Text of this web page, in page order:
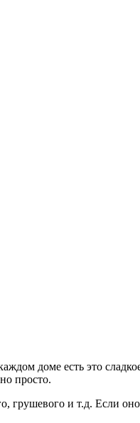
доме есть это
просто.
грушевого и т.д. Если